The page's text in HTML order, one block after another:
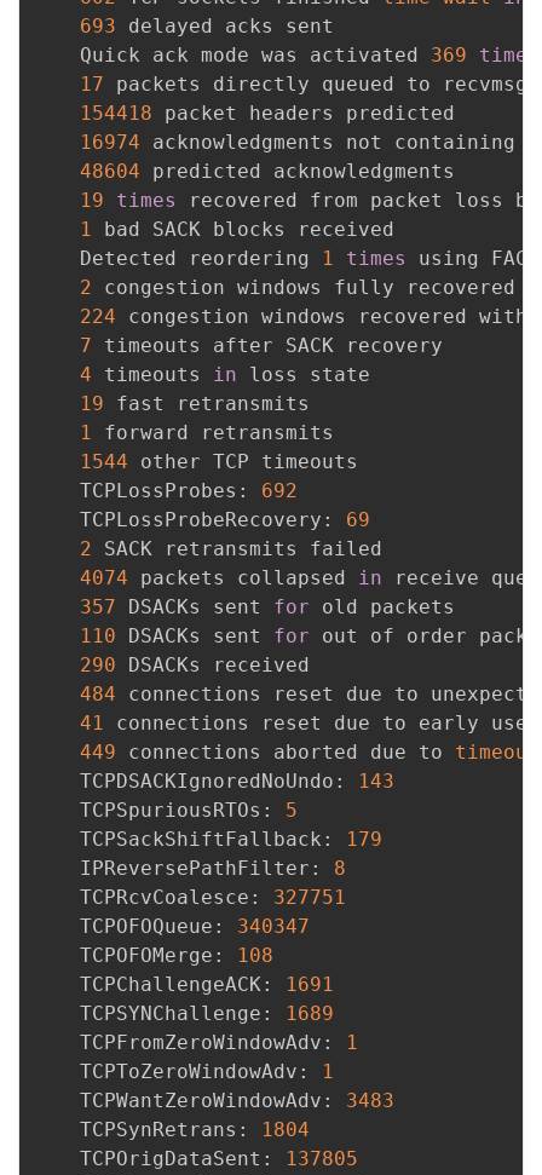
693 delayed acks sent
    Quick ack mode was activated
369
times
17 packets directly queued to recvmsg
154418 packet headers predicted
16974 acknowledgments not containing
48604 predicted acknowledgments
19
times
recovered from packet loss
1 bad SACK blocks received
    Detected reordering
1 times
using FACK
2 congestion windows fully recovered
224 congestion windows recovered
7 timeouts after SACK recovery
4 timeouts in loss state
19 fast retransmits
1 forward retransmits
1544 other TCP timeouts
    TCPLossProbes:
692
    TCPLossProbeRecovery:
69
2 SACK retransmits failed
4074 packets collapsed in receive
357 DSACKs sent for old packets
110 DSACKs sent for out of order
290 DSACKs received
484 connections reset due to
41 connections reset due to early
449 connections aborted due to timeout
    TCPDSACKIgnoredNoUndo:
143
    TCPSpuriousRTOs:
5
    TCPSackShiftFallback:
179
    IPReversePathFilter:
8
    TCPRcvCoalesce:
327751
    TCPOFOQueue:
340347
    TCPOFOMerge:
108
    TCPChallengeACK:
1691
    TCPSYNChallenge:
1689
    TCPFromZeroWindowAdv:
1
    TCPToZeroWindowAdv:
1
    TCPWantZeroWindowAdv:
3483
    TCPSynRetrans:
1804
    TCPOrigDataSent:
137805